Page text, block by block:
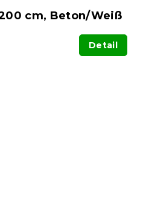
cm, Beton/Weiß
Detail